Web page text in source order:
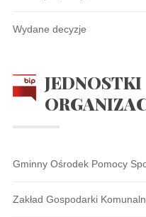
Wydane decyzje
JEDNOSTKI
Gminny Ośrodek Pomocy
Zakład Gospodarki